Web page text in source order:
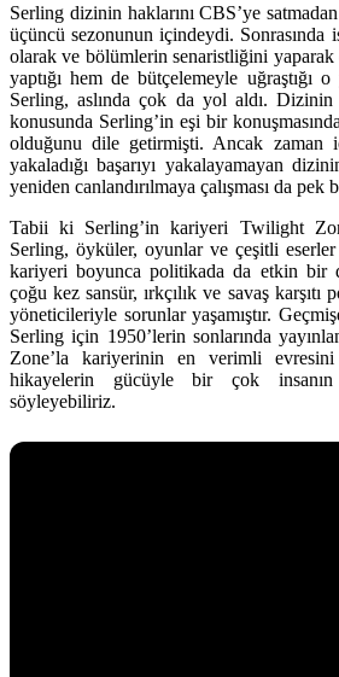
Serling dizinin haklarını CBS’ye
üçüncü sezonunun içindeydi. Sonrasında
olarak ve bölümlerin senaristliğini yaparak
yaptığı hem de bütçelemeyle uğraştığı
Serling, aslında çok da yol aldı. Dizinin
konusunda Serling’in eşi bir
olduğunu dile getirmişti. Ancak zaman
yakaladığı başarıyı yakalayamayan
yeniden canlandırılmaya çalışması da pek
Tabii ki Serling’in kariyeri Twilight
Serling, öyküler, oyunlar ve çeşitli
kariyeri boyunca politikada da etkin bir
çoğu kez sansür, ırkçılık ve savaş
yöneticileriyle sorunlar yaşamıştır.
Serling için 1950’lerin sonlarında
Zone’la kariyerinin en verimli evresini
hikayelerin gücüyle bir çok
söyleyebiliriz.